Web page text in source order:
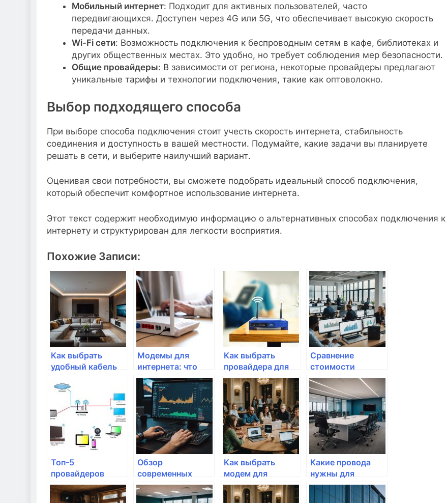
Мобильный интернет: Подходит для активных пользователей, часто
передвигающихся. Доступен через 4G или 5G, что обеспечивает высокую скорость
передачи данных.
Wi-Fi сети: Возможность подключения к беспроводным сетям в кафе, библиотеках и
других общественных местах. Это удобно, но требует соблюдения мер безопасности.
Общие провайдеры: В зависимости от региона, некоторые провайдеры предлагают
уникальные тарифы и технологии подключения, такие как оптоволокно.
Выбор подходящего способа
При выборе способа подключения стоит учесть скорость интернета, стабильность
соединения и доступность в вашей местности. Подумайте, какие задачи вы планируете
решать в сети, и выберите наилучший вариант.
Оценивая свои потребности, вы сможете подобрать идеальный способ подключения,
который обеспечит комфортное использование интернета.
Этот текст содержит необходимую информацию о альтернативных способах подключения к
интернету и структурирован для легкости восприятия.
Похожие Записи:
Как выбрать
удобный кабель
интернета?
Модемы для
интернета: что
выбрать для
дома?
Как выбрать
провайдера для
домашнего
интернета?
Сравнение
стоимости
подключения
интернета от
разных
провайдеров
Топ-5
провайдеров
интернета: как
выбрать лучшего
Обзор
современных
систем Wi-Fi: что
выбрать?
Как выбрать
модем для
домашнего
интернета
Какие провода
нужны для
подключения к
интернету?